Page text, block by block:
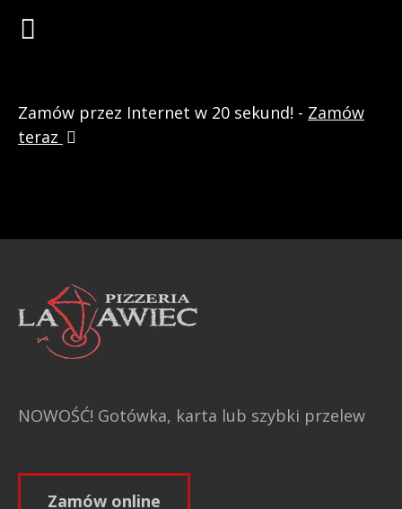
Zamów przez Internet w 20 sekund! - Zamów
teraz
NOWOŚĆ! Gotówka, karta lub szybki przelew
Zamów online